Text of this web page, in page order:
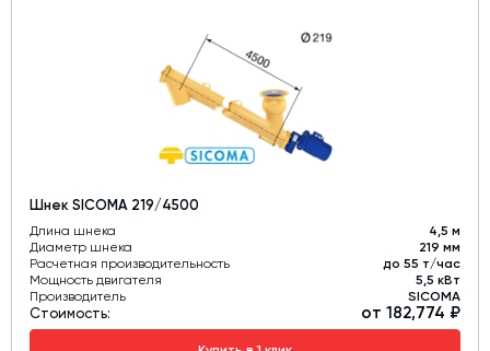
Шнек SICOMA 219/4500
Длина шнека
4,5 м
Диаметр шнека
219 мм
Расчетная производительность
до 55 т/час
Мощность двигателя
5,5 кВт
Производитель
SICOMA
Стоимость: от 182,774 ₽